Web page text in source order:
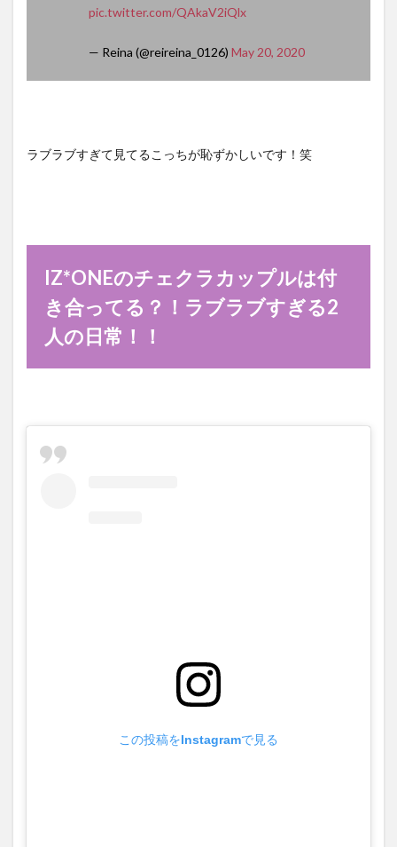
pic.twitter.com/QAkaV2iQlx
— Reina (@reireina_0126) May 20, 2020
ラブラブすぎて見てるこっちが恥ずかしいです！笑
IZ*ONEのチェクラカップルは付
き合ってる？！ラブラブすぎる2
人の日常！！
この投稿をInstagramで見る